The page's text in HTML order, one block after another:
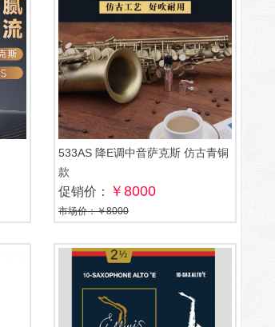
533AS 降E调中音萨克斯 仿古青铜
款
促销价： ￥8000
市场价：￥8000